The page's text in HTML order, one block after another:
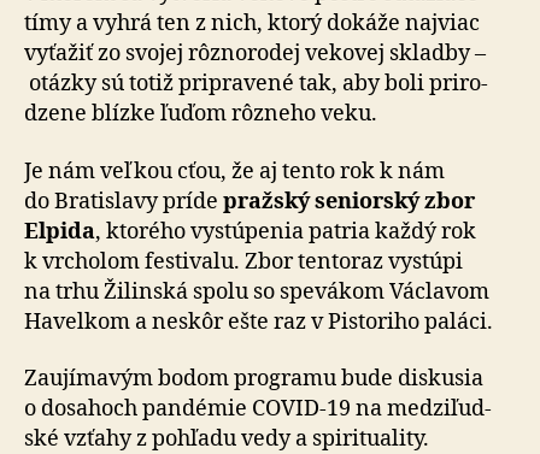
tímy a vyhrá ten z nich, ktorý dokáže naj­viac
vyťažiť zo svojej rôzno­rodej vekovej skladby –
otázky sú totiž pri­pra­vené tak, aby boli pri­ro­
dzene blízke ľuďom rôzneho veku.
Je nám veľkou cťou, že aj tento rok k nám
do Bra­tis­lavy príde pražský seniorský zbor
Elpida, ktorého vy­stú­penia patria každý rok
k vrcho­lom festi­valu. Zbor ten­to­raz vystúpi
na trhu Žilinská spolu so spe­vákom Václavom
Havelkom a neskôr ešte raz v Pistoriho paláci.
Zaujímavým bodom programu bude diskusia
o do­sa­hoch pan­dé­mie COVID-19 na me­dzi­ľud­
ské vzťahy z pohľadu vedy a spi­ri­tu­a­lity.